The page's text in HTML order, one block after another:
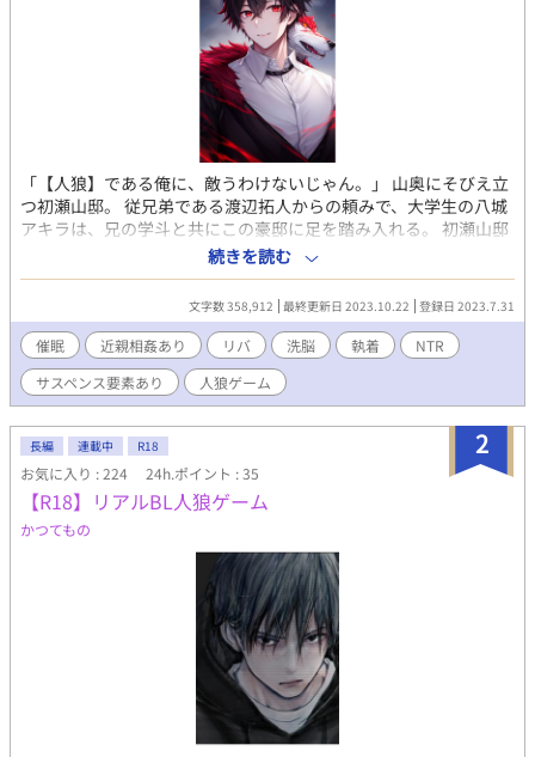
「【人狼】である俺に、敵うわけないじゃん。」 山奥にそびえ立
つ初瀬山邸。 従兄弟である渡辺拓人からの頼みで、大学生の八城
アキラは、兄の学斗と共にこの豪邸に足を踏み入れる。 初瀬山邸
には故人初瀬山勇次郎の遺産整理のために、美術品コレクターや
古物商、大学教授など多くの人々が集まっていた。 そして、彼ら
は突如、初瀬山勇次郎が仕掛けた【人狼ゲーム】に巻き込まれる
ことになる。 だがそれは、【人狼】が人の精神や肉体まで支配す
る危険なゲームだった――。 ※リバ表現あります。苦手な方はご
注意下さい。なお、主人公の八城アキラは一貫して攻めの立場で
す。
続きを読む
文字数 358,912 最終更新日 2023.10.22 登録日 2023.7.31
催眠 近親相姦あり リバ 洗脳 執着
NTR
サスペンス要素あり
人狼ゲーム
2
長編 連載中 R18
お気に入り : 224 24h.ポイント : 35
【R18】リアルBL人狼ゲーム
かつてもの